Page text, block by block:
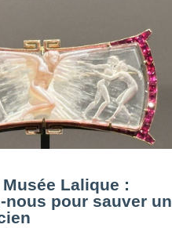
Lalique :
pour sauver un